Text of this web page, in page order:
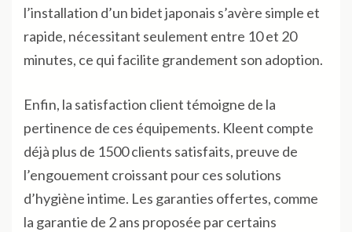
l’installation d’un bidet japonais s’avère simple et
rapide, nécessitant seulement entre 10 et 20
minutes, ce qui facilite grandement son adoption.
Enfin, la satisfaction client témoigne de la
pertinence de ces équipements. Kleent compte
déjà plus de 1500 clients satisfaits, preuve de
l’engouement croissant pour ces solutions
d’hygiène intime. Les garanties offertes, comme
la garantie de 2 ans proposée par certains